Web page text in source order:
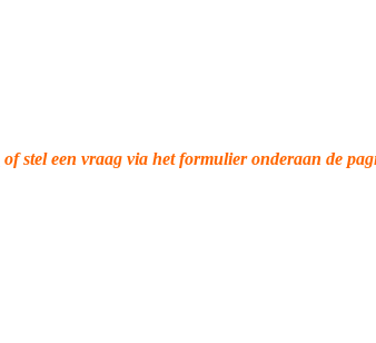
of stel een vraag via het formulier onderaan de